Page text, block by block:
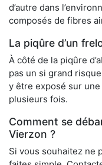
d’autre dans
composés de fibres
La piqûre d’un
À côté de la piqûre
pas un si grand
y être exposé sur
plusieurs fois.
Comment se
Vierzon ?
Si vous souhaitez ne